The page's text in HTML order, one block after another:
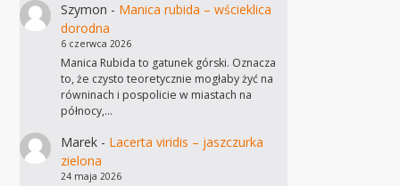
Szymon - Manica rubida – wścieklica
dorodna
6 czerwca 2026
Manica Rubida to gatunek górski. Oznacza
to, że czysto teoretycznie mogłaby żyć na
równinach i pospolicie w miastach na
północy,…
Marek- Lacerta viridis – jaszczurka
zielona
24 maja 2026